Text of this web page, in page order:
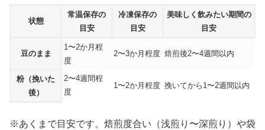
状態
常温保存の
目安
冷凍保存の
目安
美味しく飲みたい期間の
目安
豆のまま
1〜2か月程
度
2〜3か月程度 焙煎後2〜4週間以内
粉（挽いた
後）
2〜4週間程
度
1〜2か月程度 挽いてから1〜2週間以内
※あくまで目安です。焙煎度合い（浅煎り〜深煎り）や袋